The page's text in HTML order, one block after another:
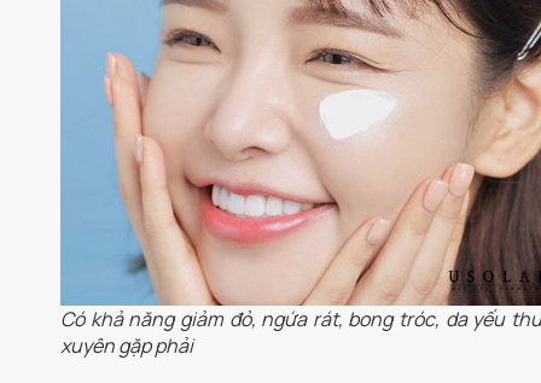
Có khả năng giảm đỏ, ngứa rát, bong tróc, da yếu
xuyên gặp phải